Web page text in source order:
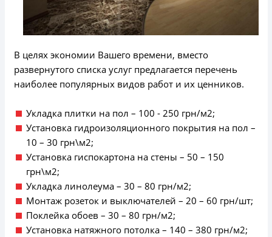
В целях экономии Вашего времени, вместо
развернутого списка услуг предлагается перечень
наиболее популярных видов работ и их ценников.
Укладка плитки на пол – 100 - 250 грн/м2;
Установка гидроизоляционного покрытия на пол –
10 – 30 грн\м2;
Установка гиспокартона на стены – 50 – 150
грн\м2;
Укладка линолеума – 30 – 80 грн/м2;
Монтаж розеток и выключателей – 20 – 60 грн/шт;
Поклейка обоев – 30 – 80 грн/м2;
Установка натяжного потолка – 140 – 380 грн/м2;